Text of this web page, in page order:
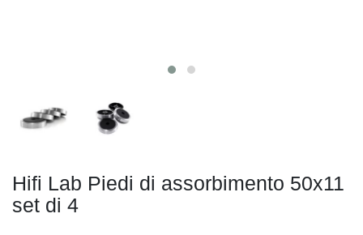
Hifi Lab Piedi di assorbimento 50x11
set di 4